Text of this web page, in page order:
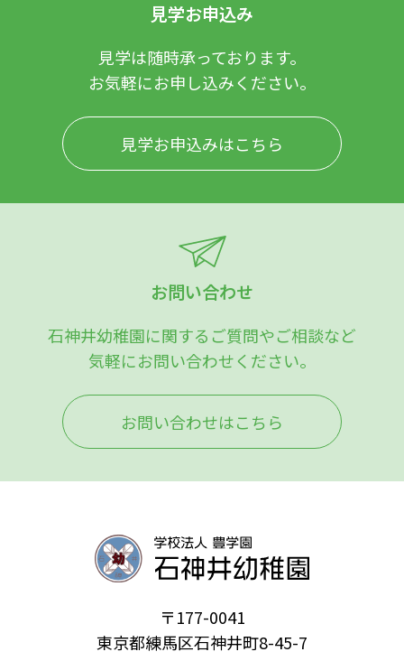
見学お申込み
見学は随時承っております。
お気軽にお申し込みください。
見学お申込みはこちら
お問い合わせ
石神井幼稚園に関するご質問やご相談など
気軽にお問い合わせください。
お問い合わせはこちら
〒177-0041
東京都練馬区石神井町8-45-7